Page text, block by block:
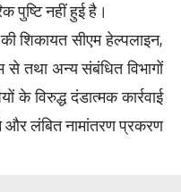
पुष्टि नहीं हुई है।
की शिकायत सीएम हेल्पलाइन,
तथा अन्य संबंधित विभागों
के विरुद्ध दंडात्मक कार्रवाई
और लंबित नामांतरण प्रकरण